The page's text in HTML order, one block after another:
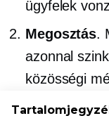
ügyfelek
Megosztás.
azonnal
közösségi